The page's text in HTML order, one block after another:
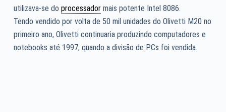
utilizava-se do processadormais potente Intel 8086.
Tendo vendido por volta de 50 mil unidades do Olivetti M20 no
primeiro ano, Olivetti continuaria produzindo computadores e
notebooks até 1997, quando a divisão de PCs foi vendida.